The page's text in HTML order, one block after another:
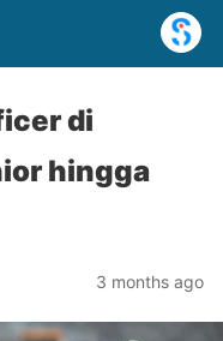
di
hingga
3 months ago